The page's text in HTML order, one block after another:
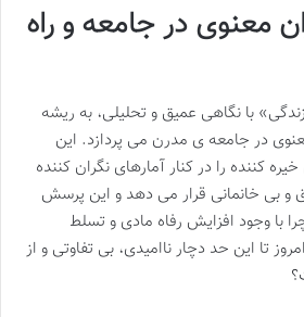
معنوی در جامعه و راه
با نگاهی عمیق و تحلیلی، به ریشه
در جامعه ی مدرن می پردازد. این
کننده را در کنار آمارهای نگران کننده
و بی خانمانی قرار می دهد و این پرسش
با وجود افزایش رفاه مادی و تسلط
تا این حد دچار ناامیدی، بی تفاوتی و از